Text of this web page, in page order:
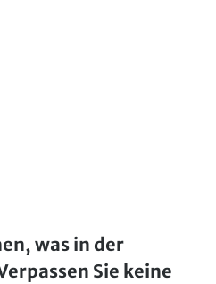
was in der
Sie keine